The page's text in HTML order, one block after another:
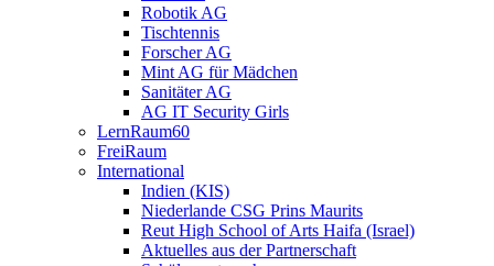
Robotik AG
Tischtennis
Forscher AG
Mint AG für Mädchen
Sanitäter AG
AG IT Security Girls
LernRaum60
FreiRaum
International
Indien (KIS)
Niederlande CSG Prins Maurits
Reut High School of Arts Haifa (Israel)
Aktuelles aus der Partnerschaft